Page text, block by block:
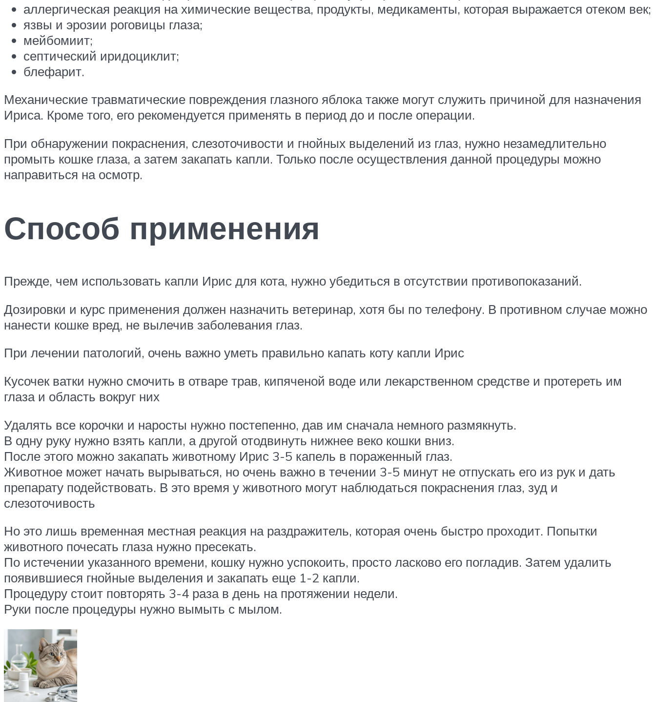
аллергическая реакция на химические вещества, продукты, медикаменты, которая выражается отеком век;
язвы и эрозии роговицы глаза;
мейбомиит;
септический иридоциклит;
блефарит.
Механические травматические повреждения глазного яблока также могут служить причиной для назначения
Ириса. Кроме того, его рекомендуется применять в период до и после операции.
При обнаружении покраснения, слезоточивости и гнойных выделений из глаз, нужно незамедлительно
промыть кошке глаза, а затем закапать капли. Только после осуществления данной процедуры можно
направиться на осмотр.
Способ применения
Прежде, чем использовать капли Ирис для кота, нужно убедиться в отсутствии противопоказаний.
Дозировки и курс применения должен назначить ветеринар, хотя бы по телефону. В противном случае можно
нанести кошке вред, не вылечив заболевания глаз.
При лечении патологий, очень важно уметь правильно капать коту капли Ирис
Кусочек ватки нужно смочить в отваре трав, кипяченой воде или лекарственном средстве и протереть им
глаза и область вокруг них
Удалять все корочки и наросты нужно постепенно, дав им сначала немного размякнуть.
В одну руку нужно взять капли, а другой отодвинуть нижнее веко кошки вниз.
После этого можно закапать животному Ирис 3-5 капель в пораженный глаз.
Животное может начать вырываться, но очень важно в течении 3-5 минут не отпускать его из рук и дать
препарату подействовать. В это время у животного могут наблюдаться покраснения глаз, зуд и
слезоточивость
Но это лишь временная местная реакция на раздражитель, которая очень быстро проходит. Попытки
животного почесать глаза нужно пресекать.
По истечении указанного времени, кошку нужно успокоить, просто ласково его погладив. Затем удалить
появившиеся гнойные выделения и закапать еще 1-2 капли.
Процедуру стоит повторять 3-4 раза в день на протяжении недели.
Руки после процедуры нужно вымыть с мылом.